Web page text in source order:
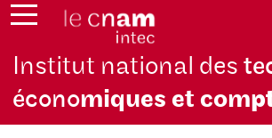
Institut national des
économiques et com